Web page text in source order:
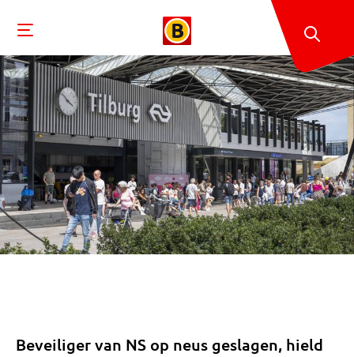
Beveiliger van NS op neus geslagen, hield